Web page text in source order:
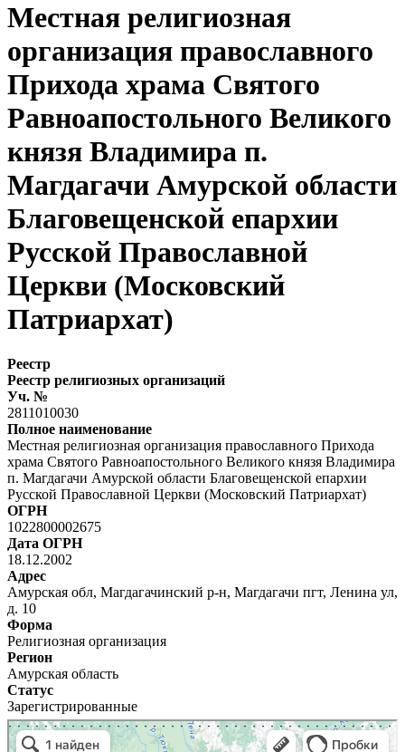
Местная религиозная
организация православного
Прихода храма Святого
Равноапостольного Великого
князя Владимира п.
Магдагачи Амурской области
Благовещенской епархии
Русской Православной
Церкви (Московский
Патриархат)
Реестр
Реестр религиозных организаций
Уч. №
2811010030
Полное наименование
Местная религиозная организация православного Прихода
храма Святого Равноапостольного Великого князя Владимира
п. Магдагачи Амурской области Благовещенской епархии
Русской Православной Церкви (Московский Патриархат)
ОГРН
1022800002675
Дата ОГРН
18.12.2002
Адрес
Амурская обл, Магдагачинский р-н, Магдагачи пгт, Ленина ул,
д. 10
Форма
Религиозная организация
Регион
Амурская область
Статус
Зарегистрированные